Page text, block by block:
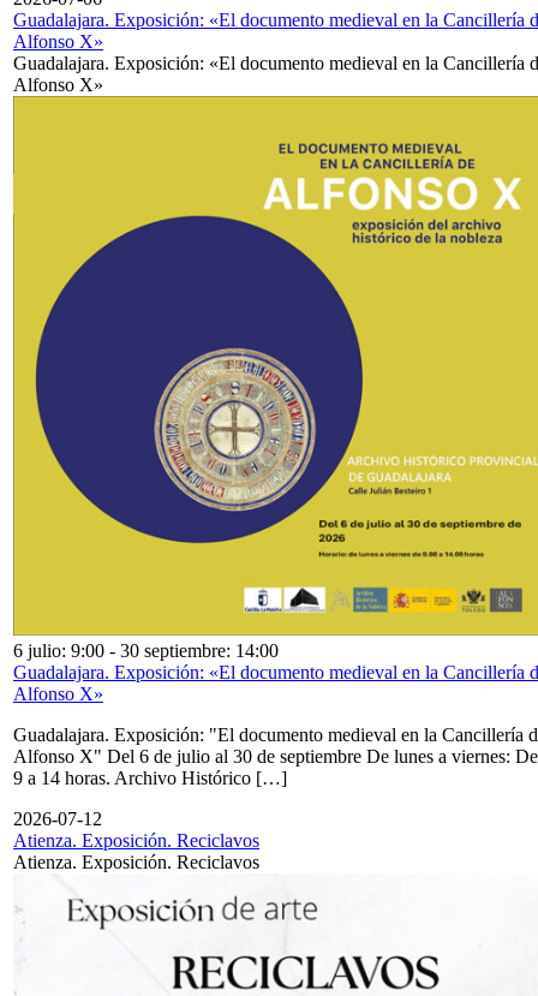
Guadalajara. Exposición: «El documento medieval en la Cancillería
Alfonso X»
Guadalajara. Exposición: «El documento medieval en la Cancillería
Alfonso X»
6 julio: 9:00 - 30 septiembre: 14:00
Guadalajara. Exposición: «El documento medieval en la Cancillería
Alfonso X»
Guadalajara. Exposición: "El documento medieval en la Cancillería
Alfonso X" Del 6 de julio al 30 de septiembre De lunes a viernes: De
9 a 14 horas. Archivo Histórico […]
2026-07-12
Atienza. Exposición. Reciclavos
Atienza. Exposición. Reciclavos